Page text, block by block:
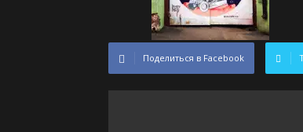
Поделиться в Facebook